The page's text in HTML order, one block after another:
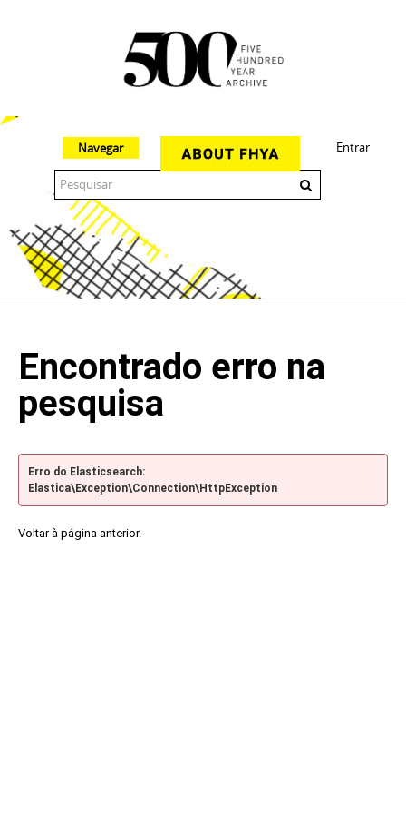
Entrar
Navegar
Encontrado erro na
pesquisa
Erro do Elasticsearch:
Elastica\Exception\Connection\HttpException
Voltar à página anterior.